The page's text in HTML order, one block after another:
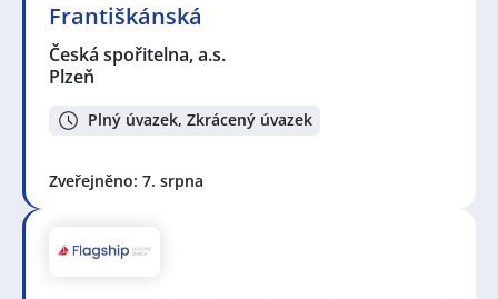
Františkánská
Česká spořitelna, a.s.
Plzeň
Plný úvazek, Zkrácený úvazek
Zveřejněno: 7. srpna